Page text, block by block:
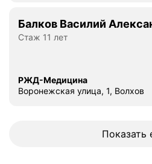
Балков Василий
Стаж 11 лет
РЖД-Медицина
Воронежская улица, 1, Волхов
Показать